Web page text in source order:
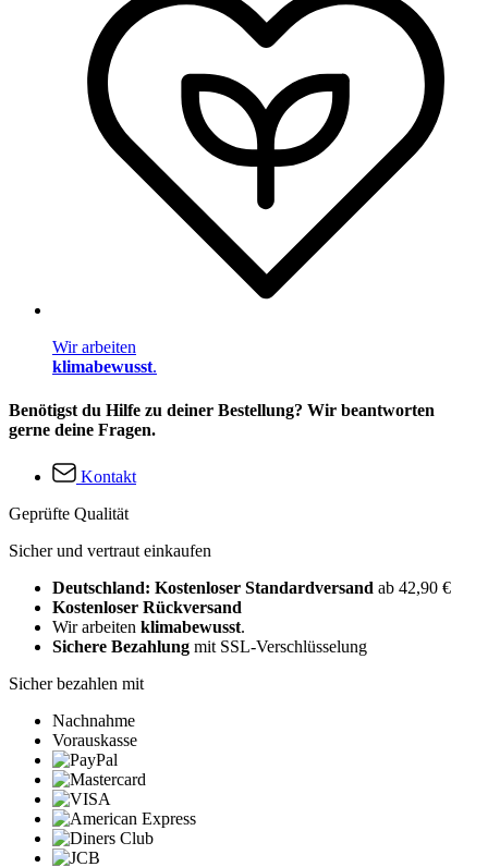
Wir arbeiten
klimabewusst.
Benötigst du Hilfe zu deiner Bestellung? Wir beantworten
gerne deine Fragen.
Kontakt
Geprüfte Qualität
Sicher und vertraut einkaufen
Deutschland: Kostenloser Standardversand ab 42,90 €
Kostenloser Rückversand
Wir arbeiten klimabewusst.
Sichere Bezahlung mit SSL-Verschlüsselung
Sicher bezahlen mit
Nachnahme
Vorauskasse